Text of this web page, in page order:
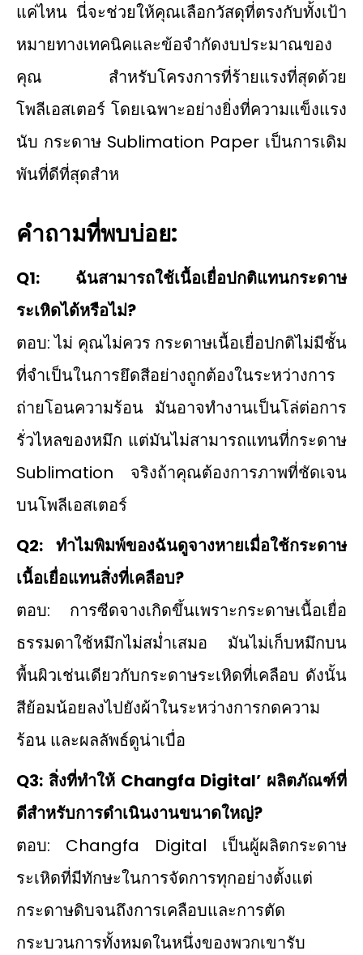
แค่ไหน นี่จะช่วยให้คุณเลือกวัสดุที่ตรงกับทั้งเป้า
หมายทางเทคนิคและข้อจำกัดงบประมาณของ
คุณ สําหรับโครงการที่ร้ายแรงที่สุดด้วย
โพลีเอสเตอร์ โดยเฉพาะอย่างยิ่งที่ความแข็งแรง
นับ กระดาษ Sublimation Paper เป็นการเดิม
พันที่ดีที่สุดสําห
คำถามที่พบบ่อย:
Q1: ฉันสามารถใช้เนื้อเยื่อปกติแทนกระดาษ
ระเหิดได้หรือไม่?
ตอบ: ไม่ คุณไม่ควร กระดาษเนื้อเยื่อปกติไม่มีชั้น
ที่จําเป็นในการยึดสีอย่างถูกต้องในระหว่างการ
ถ่ายโอนความร้อน มันอาจทำงานเป็นโล่ต่อการ
รั่วไหลของหมึก แต่มันไม่สามารถแทนที่กระดาษ
Sublimation จริงถ้าคุณต้องการภาพที่ชัดเจน
บนโพลีเอสเตอร์
Q2: ทำไมพิมพ์ของฉันดูจางหายเมื่อใช้กระดาษ
เนื้อเยื่อแทนสิ่งที่เคลือบ?
ตอบ: การซีดจางเกิดขึ้นเพราะกระดาษเนื้อเยื่อ
ธรรมดาใช้หมึกไม่สม่ำเสมอ มันไม่เก็บหมึกบน
พื้นผิวเช่นเดียวกับกระดาษระเหิดที่เคลือบ ดังนั้น
สีย้อมน้อยลงไปยังผ้าในระหว่างการกดความ
ร้อน และผลลัพธ์ดูน่าเบื่อ
Q3: สิ่งที่ทำให้ Changfa Digital’ ผลิตภัณฑ์ที่
ดีสำหรับการดำเนินงานขนาดใหญ่?
ตอบ: Changfa Digital เป็นผู้ผลิตกระดาษ
ระเหิดที่มีทักษะในการจัดการทุกอย่างตั้งแต่
กระดาษดิบจนถึงการเคลือบและการตัด
กระบวนการทั้งหมดในหนึ่งของพวกเขารับ